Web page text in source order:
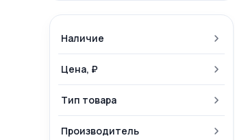
Наличие
Цена, ₽
Тип товара
Производитель